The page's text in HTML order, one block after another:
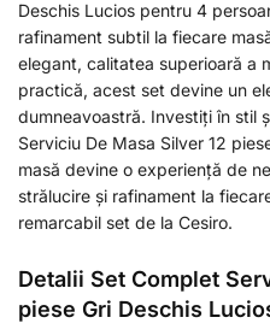
Deschis Lucios pentru 4
rafinament subtil la fiecare
elegant, calitatea superioară a
practică, acest set devine un
dumneavoastră. Investiți în stil
Serviciu De Masa Silver 12
masă devine o experiență de
strălucire și rafinament la
remarcabil set de la Cesiro.
Detalii Set Complet
piese Gri Deschis